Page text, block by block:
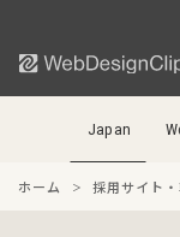
Japan
ホーム 採用サイト